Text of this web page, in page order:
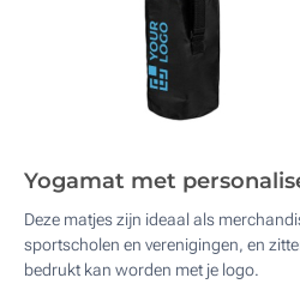
Yogamat met
Deze matjes zijn ideaal als
sportscholen en verenigingen, en
bedrukt kan worden met je logo.